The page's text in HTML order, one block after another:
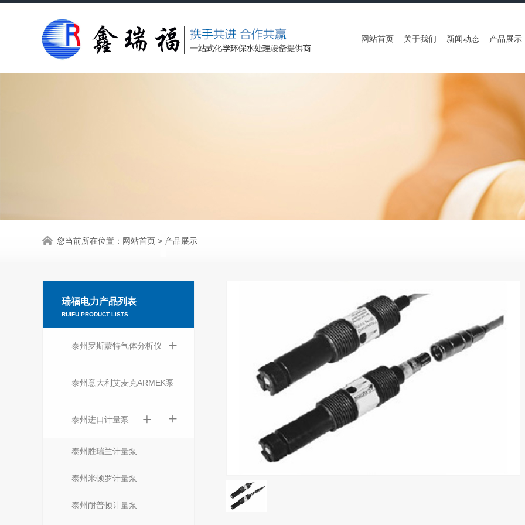
网站首页 关于我们 新闻动态 产品展示
您当前所在位置： 网站首页 > 产品展示
瑞福电力产品列表
RUIFU PRODUCT LISTS
泰州罗斯蒙特气体分析仪 +
泰州意大利艾麦克ARMEK泵
+
泰州进口计量泵 +
泰州胜瑞兰计量泵
泰州米顿罗计量泵
泰州耐普顿计量泵